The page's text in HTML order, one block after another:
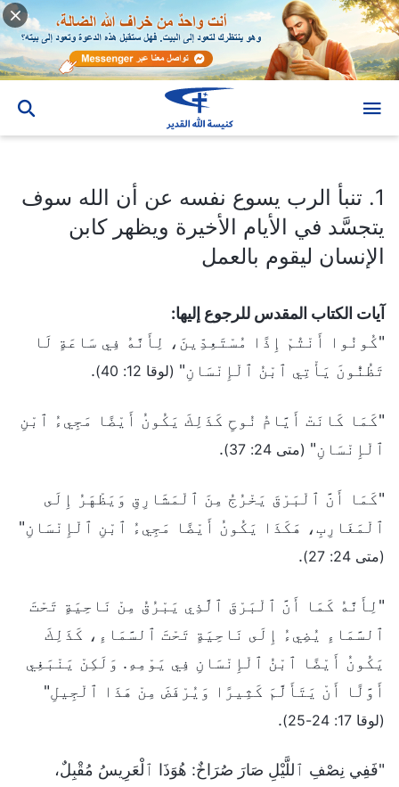
1. تنبأ الرب يسوع نفسه عن أن الله سوف
يتجسَّد في الأيام الأخيرة ويظهر كابن
الإنسان ليقوم بالعمل
آيات الكتاب المقدس للرجوع إليها:
"كُونُوا أَنْتُمْ إِذًا مُسْتَعِدِّينَ، لِأَنَّهُ فِي سَاعَةٍ لَا
تَظُنُّونَ يَأْتِي ٱبْنُ ٱلْإِنْسَانِ" (لوقا 12: 40) .
"كَمَا كَانَتْ أَيَّامُ نُوحٍ كَذَلِكَ يَكُونُ أَيْضًا مَجِيءُ ٱبْنِ
ٱلْإِنْسَانِ" (متى 24: 37) .
"كَمَا أَنَّ ٱلْبَرْقَ يَخْرُجُ مِنَ ٱلْمَشَارِقِ وَيَظْهَرُ إِلَى
ٱلْمَغَارِبِ، هَكَذَا يَكُونُ أَيْضًا مَجِيءُ ٱبْنِ ٱلْإِنْسَانِ"
(متى 24: 27) .
"لِأَنَّهُ كَمَا أَنَّ ٱلْبَرْقَ ٱلَّذِي يَبْرُقُ مِنْ نَاحِيَةٍ تَحْتَ
ٱلسَّمَاءِ يُضِيءُ إِلَى نَاحِيَةٍ تَحْتَ ٱلسَّمَاءِ، كَذَلِكَ
يَكُونُ أَيْضًا ٱبْنُ ٱلْإِنْسَانِ فِي يَوْمِهِ. وَلَكِنْ يَنْبَغِي
أَوَّلًا أَنْ يَتَأَلَّمَ كَثِيرًا وَيُرْفَضَ مِنْ هَذَا ٱلْجِيلِ"
(لوقا 17: 24-25) .
"فَفِي نِصْفِ ٱللَّيْلِ صَارَ صُرَاخٌ: هُوَذَا ٱلْعَرِيسُ مُقْبِلٌ،